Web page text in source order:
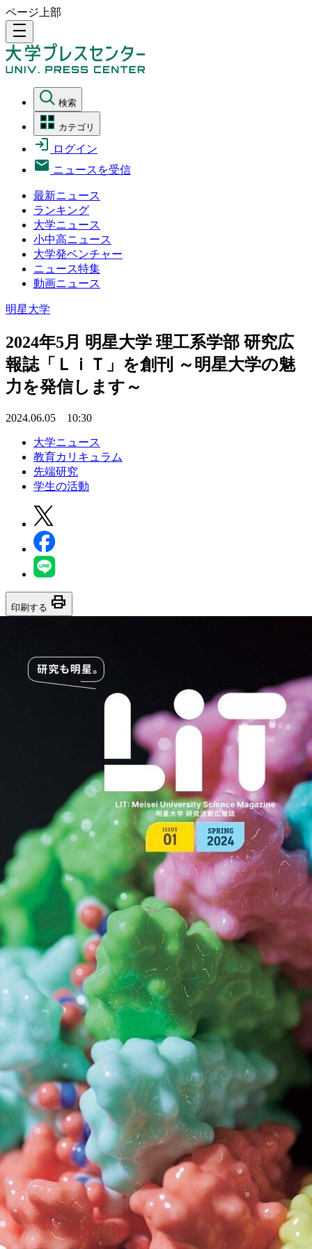
ページ上部
density_medium
検索
カテゴリ
ログイン
ニュースを受信
最新ニュース
ランキング
大学ニュース
小中高ニュース
大学発ベンチャー
ニュース特集
動画ニュース
明星大学
2024年5月 明星大学 理工系学部 研究広
報誌「ＬｉＴ」を創刊 ～明星大学の魅
力を発信します～
2024.06.05 10:30
大学ニュース
教育カリキュラム
先端研究
学生の活動
印刷する print